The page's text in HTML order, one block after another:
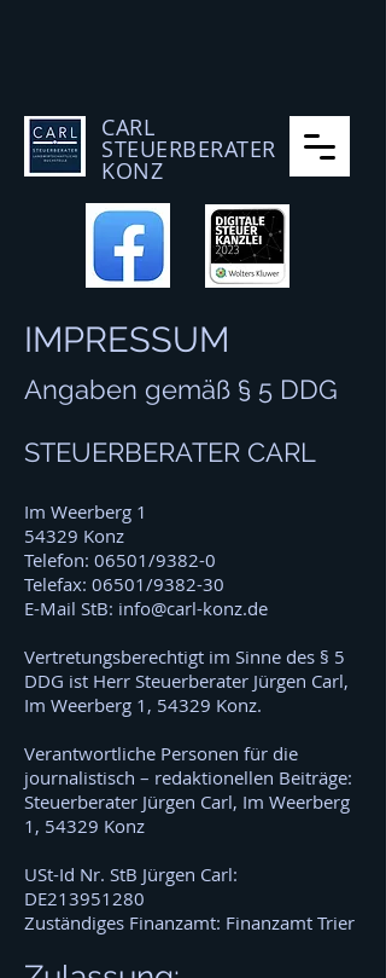
CARL
STEUERBERATER
KONZ
IMPRESSUM
Angaben gemäß § 5 DDG
STEUERBERATER CARL
Im Weerberg 1
54329 Konz
Telefon: 06501/9382-0
Telefax: 06501/9382-30
E-Mail StB: info@carl-konz.de
Vertretungsberechtigt im Sinne des § 5
DDG ist Herr Steuerberater Jürgen Carl,
Im Weerberg 1, 54329 Konz.
Verantwortliche Personen für die
journalistisch – redaktionellen Beiträge:
Steuerberater Jürgen Carl, Im Weerberg
1, 54329 Konz
USt-Id Nr. StB Jürgen Carl:
DE213951280
Zuständiges Finanzamt: Finanzamt Trier